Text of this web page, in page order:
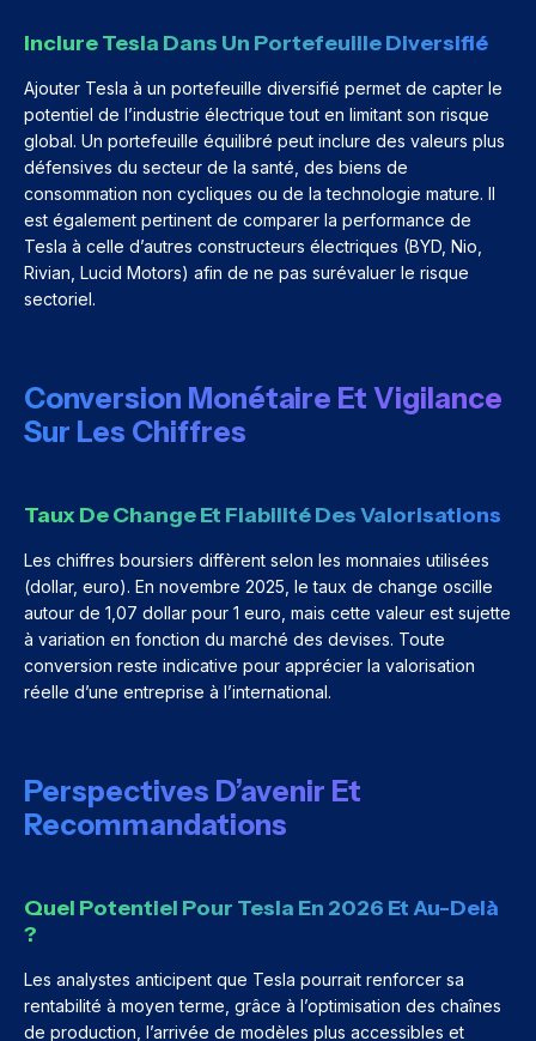
Inclure Tesla Dans Un Portefeuille Diversifié
Ajouter Tesla à un portefeuille diversifié permet de capter le
potentiel de l’industrie électrique tout en limitant son risque
global. Un portefeuille équilibré peut inclure des valeurs plus
défensives du secteur de la santé, des biens de
consommation non cycliques ou de la technologie mature. Il
est également pertinent de comparer la performance de
Tesla à celle d’autres constructeurs électriques (BYD, Nio,
Rivian, Lucid Motors) afin de ne pas surévaluer le risque
sectoriel.
Conversion Monétaire Et Vigilance
Sur Les Chiffres
Taux De Change Et Fiabilité Des Valorisations
Les chiffres boursiers diffèrent selon les monnaies utilisées
(dollar, euro). En novembre 2025, le taux de change oscille
autour de 1,07 dollar pour 1 euro, mais cette valeur est sujette
à variation en fonction du marché des devises. Toute
conversion reste indicative pour apprécier la valorisation
réelle d’une entreprise à l’international.
Perspectives D’avenir Et
Recommandations
Quel Potentiel Pour Tesla En 2026 Et Au-Delà
?
Les analystes anticipent que Tesla pourrait renforcer sa
rentabilité à moyen terme, grâce à l’optimisation des chaînes
de production, l’arrivée de modèles plus accessibles et